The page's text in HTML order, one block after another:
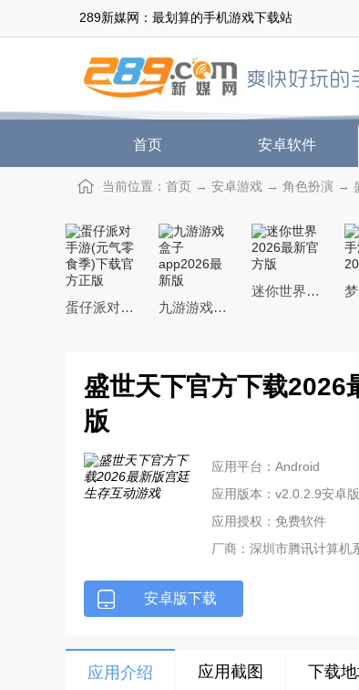
289新媒网：最划算的手机游戏下载站
首页 安卓软件
当前位置： 首页 → 安卓游戏 → 角色扮演 →
蛋仔派对手游(元气零食季)下载官方正版 九游游戏盒子app2026最新版
迷你世界2026最新官方版
盛世天下官方下载2026
版
应用平台：Android
应用版本：v2.0.2.9安卓版
应用授权：免费软件
厂商： 深圳市腾讯计算机
安卓版下载
应用介绍 应用截图 下载